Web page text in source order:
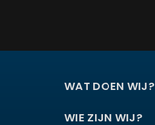
WAT DOEN WIJ?
WIE ZIJN WIJ?